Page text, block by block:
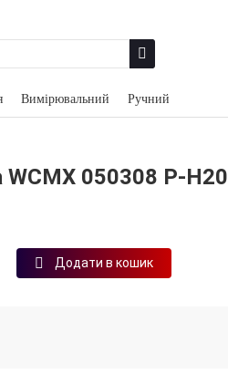
Вимірювальний Ручний
050308 P‑H20
Додати в кошик